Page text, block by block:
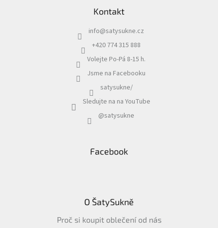
Kontakt
info@satysukne.cz
+420 774 315 888
Volejte Po-Pá 8-15 h.
Jsme na Facebooku
satysukne/
Sledujte na na YouTube
@satysukne
Facebook
O ŠatySukně
Proč si koupit oblečení od nás